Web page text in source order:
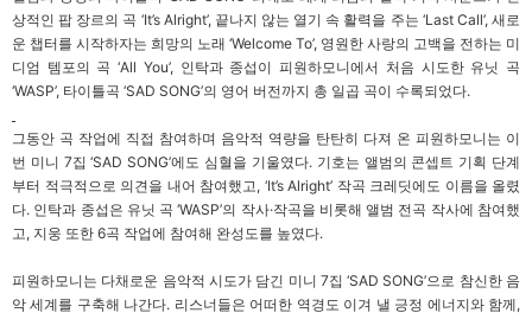
상적인 팝 장르의 곡 ‘It’s Alright’, 끝나지 않는 열기 속 활력을 주는 ‘Last Call’, 새로
운 챕터를 시작하자는 희망의 노래 ‘Welcome To’, 영원한 사랑의 고백을 전하는 미
디엄 템포의 곡 ‘All You’, 인탁과 종섭이 피원하모니에서 처음 시도한 유닛 곡
‘WASP’, 타이틀곡 ‘SAD SONG’의 영어 버전까지 총 일곱 곡이 수록되었다.
그동안 곡 작업에 직접 참여하며 음악적 역량을 탄탄히 다져 온 피원하모니는 이
번 미니 7집 ‘SAD SONG’에도 심혈을 기울였다. 기호는 앨범의 콘셉트 기획 단계
부터 적극적으로 의견을 내어 참여했고, ‘It’s Alright’ 작곡 크레딧에도 이름을 올렸
다. 인탁과 종섭은 유닛 곡 ‘WASP’의 작사·작곡을 비롯해 앨범 전곡 작사에 참여했
고, 지웅 또한 6곡 작업에 참여해 완성도를 높였다.
피원하모니는 다채로운 음악적 시도가 담긴 미니 7집 ‘SAD SONG’으로 참신한 음
악 세계를 구축해 나간다. 리스너들은 어떠한 역경도 이겨 낼 긍정 에너지와 함께,